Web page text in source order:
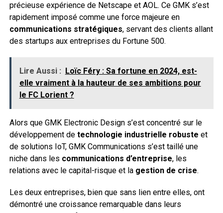
précieuse expérience de Netscape et AOL. Ce GMK s’est
rapidement imposé comme une force majeure en
communications stratégiques, servant des clients allant
des startups aux entreprises du Fortune 500.
Lire Aussi : Loïc Féry : Sa fortune en 2024, est-
elle vraiment à la hauteur de ses ambitions pour
le FC Lorient ?
Alors que GMK Electronic Design s’est concentré sur le
développement de technologie industrielle robuste et
de solutions IoT, GMK Communications s’est taillé une
niche dans les communications d’entreprise, les
relations avec le capital-risque et la gestion de crise.
Les deux entreprises, bien que sans lien entre elles, ont
démontré une croissance remarquable dans leurs